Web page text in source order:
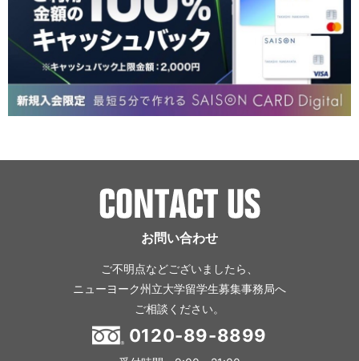
お問い合わせ
ご不明点などございましたら、
ニューヨーク州立大学留学生募集事務局へ
ご相談ください。
0120-89-8899